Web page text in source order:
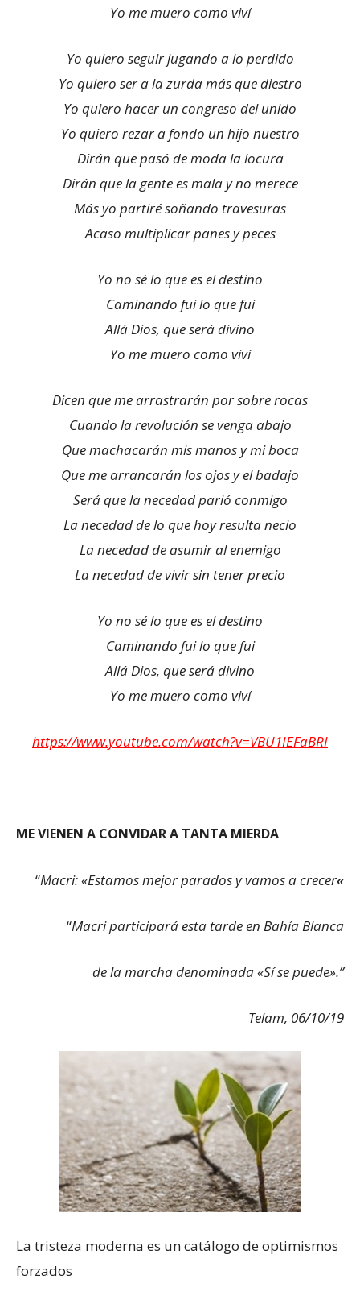
Yo me muero como viví
Yo quiero seguir jugando a lo perdido
Yo quiero ser a la zurda más que diestro
Yo quiero hacer un congreso del unido
Yo quiero rezar a fondo un hijo nuestro
Dirán que pasó de moda la locura
Dirán que la gente es mala y no merece
Más yo partiré soñando travesuras
Acaso multiplicar panes y peces
Yo no sé lo que es el destino
Caminando fui lo que fui
Allá Dios, que será divino
Yo me muero como viví
Dicen que me arrastrarán por sobre rocas
Cuando la revolución se venga abajo
Que machacarán mis manos y mi boca
Que me arrancarán los ojos y el badajo
Será que la necedad parió conmigo
La necedad de lo que hoy resulta necio
La necedad de asumir al enemigo
La necedad de vivir sin tener precio
Yo no sé lo que es el destino
Caminando fui lo que fui
Allá Dios, que será divino
Yo me muero como viví
https://www.youtube.com/watch?v=VBU1IEFaBRI
ME VIENEN A CONVIDAR A TANTA MIERDA
“Macri: «Estamos mejor parados y vamos a crecer«
“Macri participará esta tarde en Bahía Blanca
de la marcha denominada «Sí se puede».”
Telam, 06/10/19
La tristeza moderna es un catálogo de optimismos
forzados